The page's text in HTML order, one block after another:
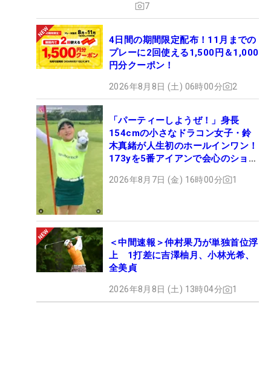
7
4日間の期間限定配布！11月までの
プレーに2回使える1,500円＆1,000
円分クーポン！
2026年8月8日 (土) 06時00分 2
「パーティーしようぜ！」身長
154cmの小さなドラコン女子・鈴
木真緒が人生初のホールインワン！
173yを5番アイアンで会心のショッ
2026年8月7日 (金) 16時00分 1
＜中間速報＞仲村果乃が単独首位浮
上 1打差に吉澤柚月、小林光希、
全美貞
2026年8月8日 (土) 13時04分 1